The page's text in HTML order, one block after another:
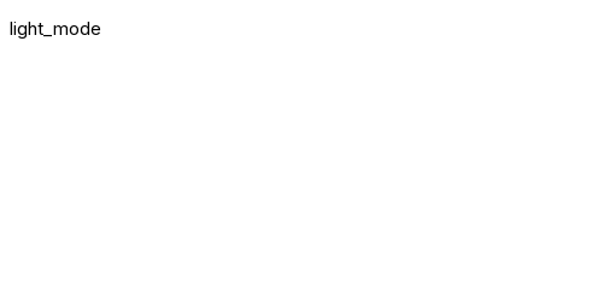
light_mode